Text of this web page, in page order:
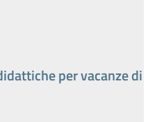
per vacanze di